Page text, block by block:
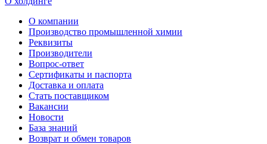
О компании
Производство промышленной химии
Реквизиты
Производители
Вопрос-ответ
Сертификаты и паспорта
Доставка и оплата
Стать поставщиком
Вакансии
Новости
База знаний
Возврат и обмен товаров